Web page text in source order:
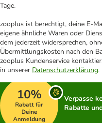
Tage.
zooplus ist berechtigt, deine E-
eigene ähnliche Waren oder
dem jederzeit widersprechen,
Übermittlungskosten nach den
zooplus Kundenservice
in unserer Datenschutzerklärung.
10%
Rabatt für
Deine
Anmeldung
Verpasse
Rabatte